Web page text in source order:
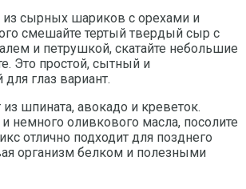
из сырных шариков с орехами и
смешайте тертый твердый сыр с
и петрушкой, скатайте небольшие
Это простой, сытный и
глаз вариант.
из шпината, авокадо и креветок.
немного оливкового масла, посолите
отлично подходит для позднего
организм белком и полезными